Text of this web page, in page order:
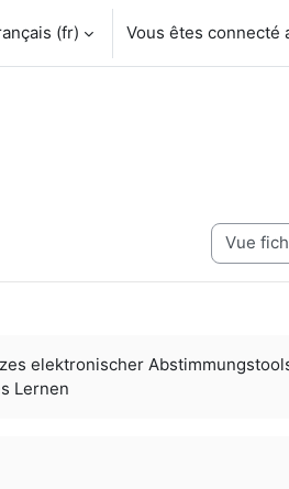
‎(fr)‎ Vous êtes connecté
elektronischer
Lernen